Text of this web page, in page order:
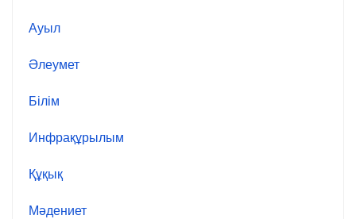
Ауыл
Әлеумет
Білім
Инфрақұрылым
Құқық
Мәдениет